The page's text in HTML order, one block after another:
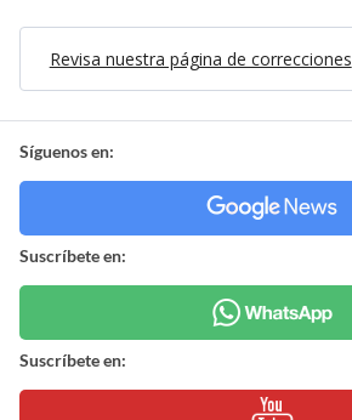
Revisa nuestra página de correcciones
Síguenos en:
Suscríbete en:
Suscríbete en: